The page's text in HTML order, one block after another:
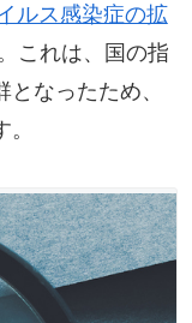
ルス感染症の拡
これは、国の指
なったため、